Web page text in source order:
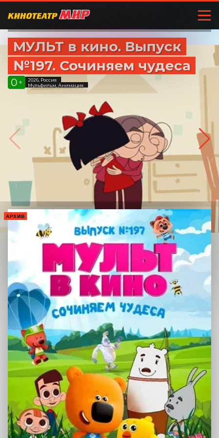
МУЛЬТ в кино. Выпуск
№197. Сочиняем чудеса
0 +
2026, Россия
Мульфильм, Анимация
АРХИВ